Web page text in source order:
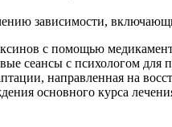
зависимости,
с помощью
сеансы с психологом для
направленная на
основного курса